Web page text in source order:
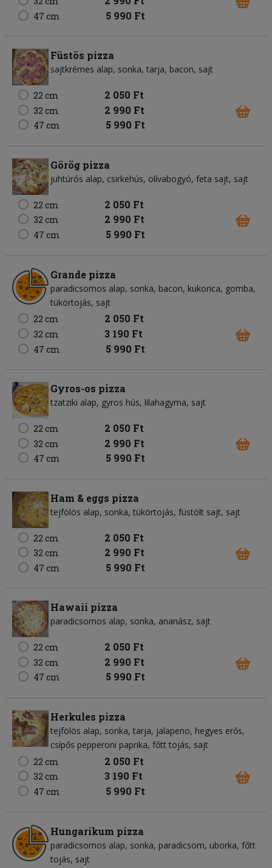
47 cm 5 990 Ft
Füstös pizza
sajtkrémes alap sonka tarja bacon sajt
22 cm 2 050 Ft
32 cm 2 990 Ft
47 cm 5 990 Ft
Görög pizza
juhtúrós alap csirkehús olívabogyó feta sajt sajt
22 cm 2 050 Ft
32 cm 2 990 Ft
47 cm 5 990 Ft
Grande pizza
paradicsomos alap sonka bacon kukorica gomba
tükörtojás sajt
22 cm
2 050 Ft
32 cm 3 190 Ft
47 cm 5 990 Ft
Gyros-os pizza
tzatziki alap gyros hús lilahagyma sajt
22 cm 2 050 Ft
32 cm 2 990 Ft
47 cm 5 990 Ft
Ham & eggs pizza
tejfölös alap sonka tükörtojás füstölt sajt sajt
22 cm 2 050 Ft
32 cm 2 990 Ft
47 cm 5 990 Ft
Hawaii pizza
paradicsomos alap sonka ananász sajt
22 cm 2 050 Ft
32 cm 2 990 Ft
47 cm 5 990 Ft
Herkules pizza
tejfölös alap sonka tarja jalapeno hegyes erős
csípős pepperoni paprika főtt tojás sajt
22 cm
2 050 Ft
32 cm 3 190 Ft
47 cm 5 990 Ft
Hungarikum pizza
paradicsomos alap sonka paradicsom uborka főtt
tojás sajt